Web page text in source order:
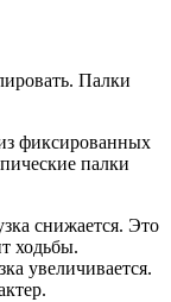
Палки
фиксированных
палки
снижается. Это
ходьбы.
увеличивается.